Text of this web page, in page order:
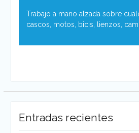
Trabajo a mano alzada sobre
cascos, motos, bicis, lienzos,
Entradas recientes